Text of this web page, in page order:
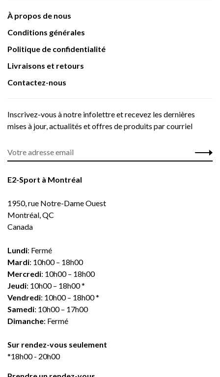
À propos de nous
Conditions générales
Politique de confidentialité
Livraisons et retours
Contactez-nous
Inscrivez-vous à notre infolettre et recevez les dernières
mises à jour, actualités et offres de produits par courriel
E2-Sport à Montréal
1950, rue Notre-Dame Ouest
Montréal, QC
Canada
Lundi: Fermé
Mardi: 10h00 – 18h00
Mercredi: 10h00 – 18h00
Jeudi: 10h00 – 18h00 *
Vendredi: 10h00 – 18h00 *
Samedi: 10h00 – 17h00
Dimanche: Fermé
Sur rendez-vous seulement
*18h00 - 20h00